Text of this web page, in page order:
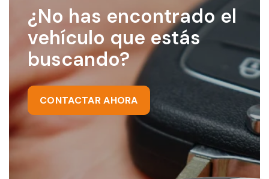
¿No has encontrado el
vehículo que estás
buscando?
CONTACTAR AHORA